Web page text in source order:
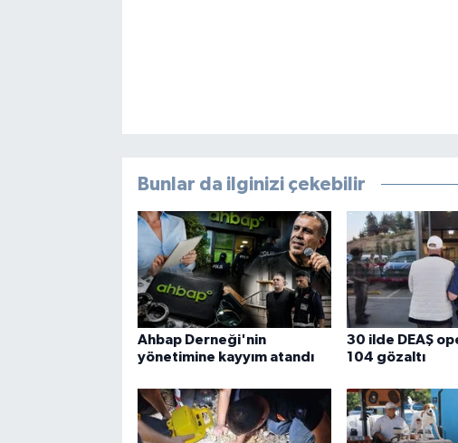
Bunlar da ilginizi çekebilir
Ahbap Derneği'nin
yönetimine kayyım atandı
30 ilde DEAŞ
104 gözaltı